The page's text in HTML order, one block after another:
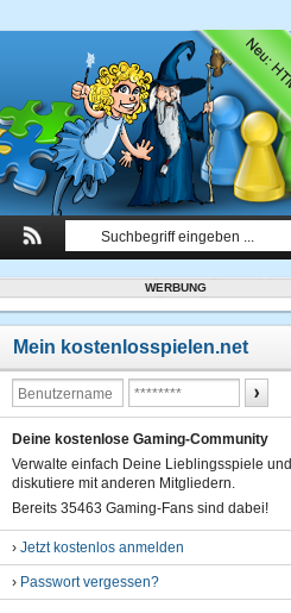
WERBUNG
Mein kostenlosspielen.net
Deine kostenlose Gaming-Community
Verwalte einfach Deine Lieblingsspiele und
diskutiere mit anderen Mitgliedern.
Bereits 35463 Gaming-Fans sind dabei!
› Jetzt kostenlos anmelden
› Passwort vergessen?